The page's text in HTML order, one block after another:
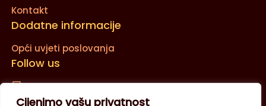
Cijenimo vašu privatnost
Kontakt
Dodatne informacije
Opći uvjeti poslovanja
Follow us